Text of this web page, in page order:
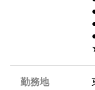
勤務地